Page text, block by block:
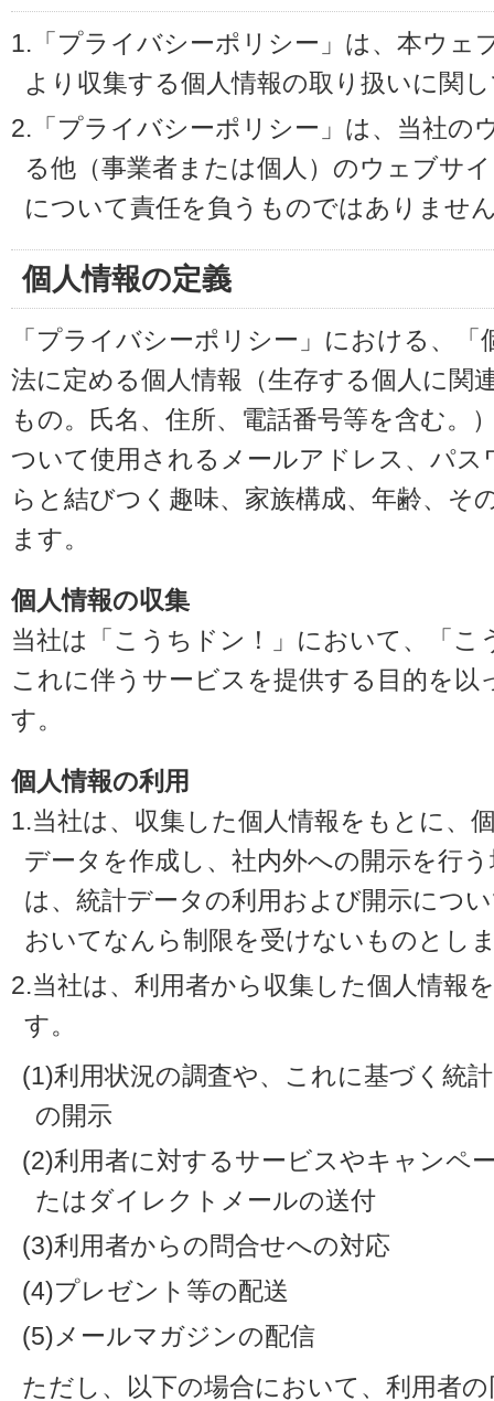
1.「プライバシーポリシー」は、本ウェ
より収集する個人情報の取り扱いに関
2.「プライバシーポリシー」は、当社の
る他（事業者または個人）のウェブサ
について責任を負うものではありませ
個人情報の定義
「プライバシーポリシー」における、
法に定める個人情報（生存する個人に関
もの。氏名、住所、電話番号等を含む。
ついて使用されるメールアドレス、パ
らと結びつく趣味、家族構成、年齢、そ
ます。
個人情報の収集
当社は「こうちドン！」において、「
これに伴うサービスを提供する目的を以
す。
個人情報の利用
1.当社は、収集した個人情報をもとに、
データを作成し、社内外への開示を行
は、統計データの利用および開示につ
おいてなんら制限を受けないものとし
2.当社は、利用者から収集した個人情報
す。
(1)利用状況の調査や、これに基づく統
の開示
(2)利用者に対するサービスやキャンペ
たはダイレクトメールの送付
(3)利用者からの問合せへの対応
(4)プレゼント等の配送
(5)メールマガジンの配信
ただし、以下の場合において、利用者